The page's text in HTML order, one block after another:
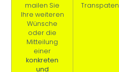
mailen Sie
Ihre weiteren
Wünsche
oder die
Mitteilung
einer
konkreten
und